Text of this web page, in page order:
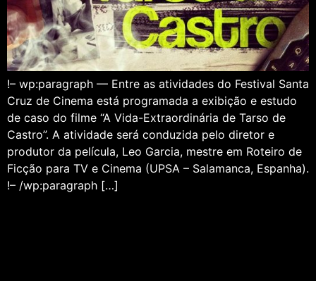
!– wp:paragraph — Entre as atividades do Festival Santa
Cruz de Cinema está programada a exibição e estudo
de caso do filme “A Vida-Extraordinária de Tarso de
Castro”. A atividade será conduzida pelo diretor e
produtor da película, Leo Garcia, mestre em Roteiro de
Ficção para TV e Cinema (UPSA – Salamanca, Espanha).
!– /wp:paragraph […]